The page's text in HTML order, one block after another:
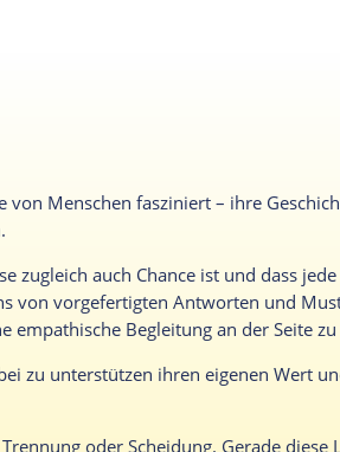
Menschen fasziniert – ihre
zugleich auch Chance ist und dass
von vorgefertigten Antworten und
empathische Begleitung an der Seite
zu unterstützen ihren eigenen Wert
oder Scheidung. Gerade